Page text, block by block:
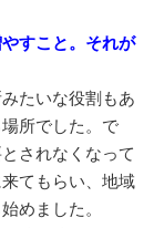
すこと。それが
たいな役割もあ
所でした。で
されなくなって
てもらい、地域
めました。